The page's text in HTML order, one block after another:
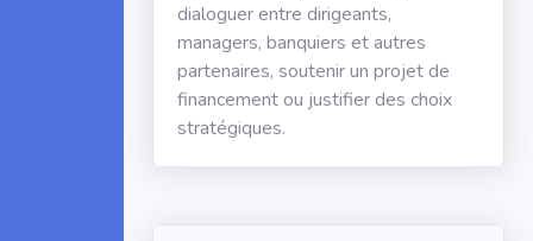
dialoguer entre dirigeants,
managers, banquiers et autres
partenaires, soutenir un projet de
financement ou justifier des choix
stratégiques.